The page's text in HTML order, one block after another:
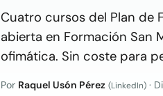
Cuatro cursos del Plan de
abierta en Formación San
ofimática. Sin coste para
Por Raquel Usón Pérez (LinkedIn) ·